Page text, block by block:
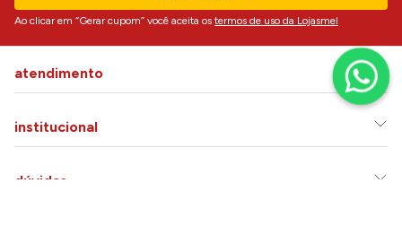
Ao clicar em “Gerar cupom” você aceita os termos de uso da Lojasmel
atendimento
institucional
dúvidas